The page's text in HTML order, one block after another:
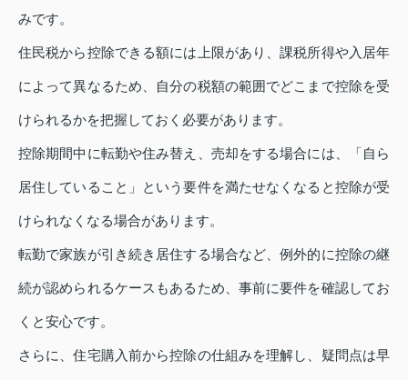
みです。
住民税から控除できる額には上限があり、課税所得や入居年
によって異なるため、自分の税額の範囲でどこまで控除を受
けられるかを把握しておく必要があります。
控除期間中に転勤や住み替え、売却をする場合には、「自ら
居住していること」という要件を満たせなくなると控除が受
けられなくなる場合があります。
転勤で家族が引き続き居住する場合など、例外的に控除の継
続が認められるケースもあるため、事前に要件を確認してお
くと安心です。
さらに、住宅購入前から控除の仕組みを理解し、疑問点は早